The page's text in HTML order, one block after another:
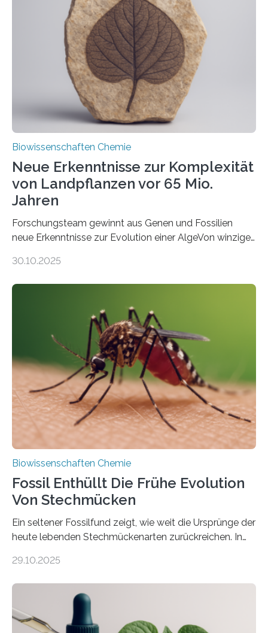
unbekannten Qualitätskontrollmechanismus des
peroxisomalen Proteintransports in der Bäckerhefe
Saccharomyces cerevisiae entdeckt, der für die
Funktionsfähigkeit der Organellen entscheidend ist. Die
Studie wurde am 28. Oktober 2025 in der
Fachzeitschrift…
Biowissenschaften Chemie
Neue Erkenntnisse zur Komplexität
von Landpflanzen vor 65 Mio.
Jahren
Forschungsteam gewinnt aus Genen und Fossilien
neue Erkenntnisse zur Evolution einer AlgeVon winzigen
Landpflanzen zählen zu den komplexesten
Grünalgen, die vor Hunderten von Millionen Jahren
lebten. Unter den Vorfahren sticht eine Gruppe heraus,
die noch heute in der Natur vorkommt: die
Süßwasseralge Coleochaetophyceae. Einige Arten
dieser Gruppe bilden aus Zellfäden dichte Geflechte
mit scheibenförmiger Gestalt. Was auffällig ist: Die
nächsten…
30.10.2025
Biowissenschaften Chemie
Fossil Enthüllt Die Frühe Evolution
Von Stechmücken
Ein seltener Fossilfund zeigt, wie weit die Ursprünge der
heute lebenden Stechmückenarten zurückreichen. In
Forschende die bisher älteste bekannte Stechmücken-
Region Kachin in Myanmar und hat sich in
ausgezeichnetem Zustand erhalten. Es konnte als neue
Art einer neuen Gattung beschrieben werden und trägt
29.10.2025